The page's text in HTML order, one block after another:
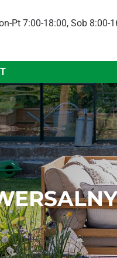
Pt 7:00-18:00, Sob 8:00-